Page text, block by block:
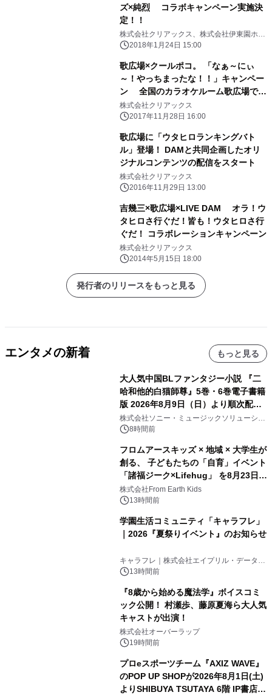
ズ×純烈 コラボキャンペーン実施決
定！！
株式会社クリアックス、株式会社伊東園ホテ
ルズ2018年1月24日 15:00
歌広場×クールポコ。 「なぁ～にぃ
～！やっちまったな！！」キャンペー
ン 全国のカラオケルーム歌広場で
12月1日(金)よりスタート！！
株式会社クリアックス
2017年11月28日 16:00
歌広場に「ウタヒロランキングバト
ル」登場！ DAMと共同企画したオリ
ジナルコンテンツの配信をスタート
株式会社クリアックス
2016年11月29日 13:00
吉幾三×歌広場×LIVE DAM オラ！ウ
タヒロさ行ぐだ！皆も！ウタヒロさ行
ぐだ！ コラボレーションキャンペーン
株式会社クリアックス
2014年5月15日 18:00
発行者のリリースをもっと見る
エンタメの新着 もっと見る
大人気中国BLファンタジー小説 『二
哈和他的白猫師尊』5巻・6巻電子書籍
版 2026年8月9日（日）より順次配信
開始
株式会社ソニー・ミュージックソリューショ
ンズ8時間前
フロムアースキッズ × 地域 × 大学生が
創る、 子どもたちの「自育」イベント
「諸福ジーク×Lifehug」 を8月23日
(日)開催
株式会社From Earth Kids
13時間前
学園生活コミュニティ「キャラフレ」
｜2026『夏祭りイベント』のお知らせ
キャラフレ｜株式会社エイプリル・データ・
デザインズ
13時間前
『8歳から始める魔法学』ボイスコミ
ック公開！ 村瀬歩、藤原夏海ら大人気
キャストが出演！
株式会社オーバーラップ
19時間前
プロeスポーツチーム『AXIZ WAVE』
のPOP UP SHOPが2026年8月1日(土)
よりSHIBUYA TSUTAYA 6階 IP書店で